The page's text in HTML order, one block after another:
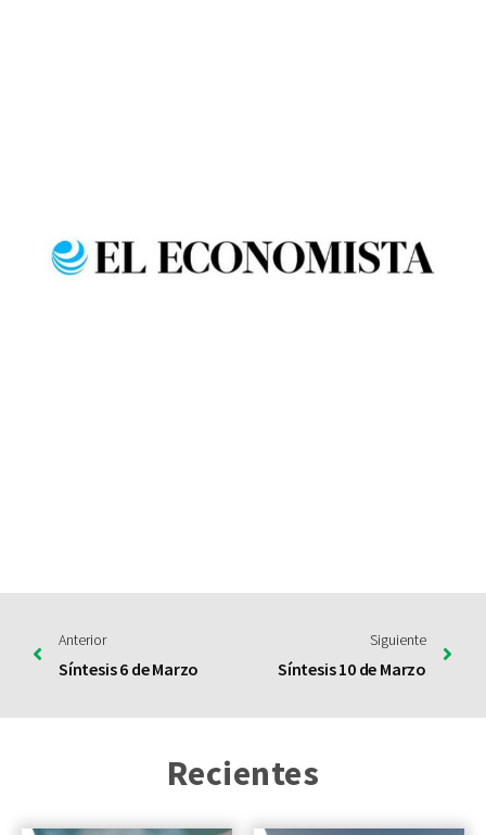
Anterior
Síntesis 6 de Marzo
Siguiente
Síntesis 10 de Marzo
Recientes